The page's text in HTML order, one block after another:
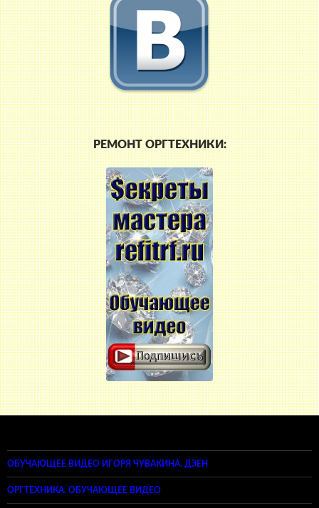
РЕМОНТ ОРГТЕХНИКИ:
ОБУЧАЮЩЕЕ ВИДЕО ИГОРЯ ЧУВАКИНА. ДЗЕН
ОРГТЕХНИКА. ОБУЧАЮЩЕЕ ВИДЕО